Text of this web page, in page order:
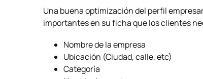
Una buena optimización del perfil
importantes en su ficha que los clientes
Nombre de la empresa
Ubicación (Ciudad, calle, etc)
Categoría